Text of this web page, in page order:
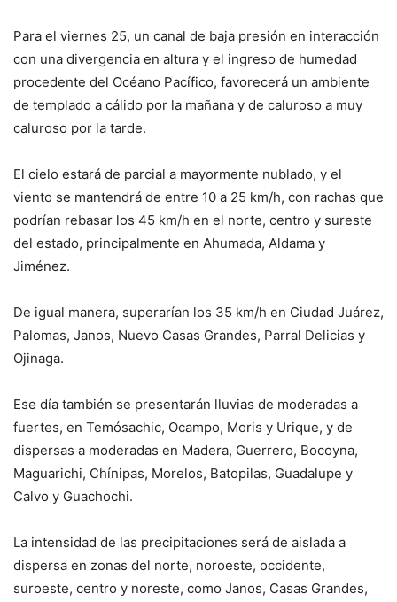
Para el viernes 25, un canal de baja presión en interacción
con una divergencia en altura y el ingreso de humedad
procedente del Océano Pacífico, favorecerá un ambiente
de templado a cálido por la mañana y de caluroso a muy
caluroso por la tarde.
El cielo estará de parcial a mayormente nublado, y el
viento se mantendrá de entre 10 a 25 km/h, con rachas que
podrían rebasar los 45 km/h en el norte, centro y sureste
del estado, principalmente en Ahumada, Aldama y
Jiménez.
De igual manera, superarían los 35 km/h en Ciudad Juárez,
Palomas, Janos, Nuevo Casas Grandes, Parral Delicias y
Ojinaga.
Ese día también se presentarán lluvias de moderadas a
fuertes, en Temósachic, Ocampo, Moris y Urique, y de
dispersas a moderadas en Madera, Guerrero, Bocoyna,
Maguarichi, Chínipas, Morelos, Batopilas, Guadalupe y
Calvo y Guachochi.
La intensidad de las precipitaciones será de aislada a
dispersa en zonas del norte, noroeste, occidente,
suroeste, centro y noreste, como Janos, Casas Grandes,